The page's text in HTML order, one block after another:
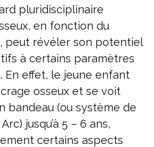
pluridisciplinaire
en fonction du
peut révéler son potentiel
à certains paramètres
En effet, le jeune enfant
osseux et se voit
bandeau (ou système de
jusqu’à 5 – 6 ans,
certains aspects